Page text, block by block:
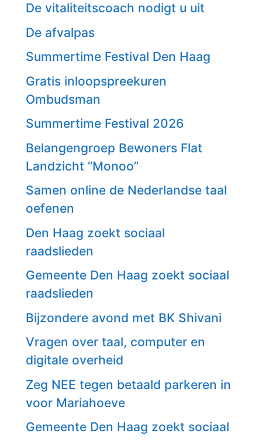
De vitaliteitscoach nodigt u uit
De afvalpas
Summertime Festival Den Haag
Gratis inloopspreekuren
Ombudsman
Summertime Festival 2026
Belangengroep Bewoners Flat
Landzicht “Monoo”
Samen online de Nederlandse taal
oefenen
Den Haag zoekt sociaal
raadslieden
Gemeente Den Haag zoekt sociaal
raadslieden
Bijzondere avond met BK Shivani
Vragen over taal, computer en
digitale overheid
Zeg NEE tegen betaald parkeren in
voor Mariahoeve
Gemeente Den Haag zoekt sociaal